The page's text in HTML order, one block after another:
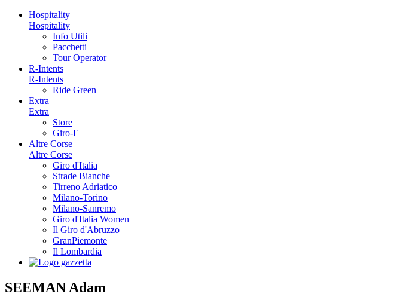
Hospitality
Hospitality
Info Utili
Pacchetti
Tour Operator
R-Intents
R-Intents
Ride Green
Extra
Extra
Store
Giro-E
Altre Corse
Altre Corse
Giro d'Italia
Strade Bianche
Tirreno Adriatico
Milano-Torino
Milano-Sanremo
Giro d'Italia Women
Il Giro d'Abruzzo
GranPiemonte
Il Lombardia
SEEMAN Adam